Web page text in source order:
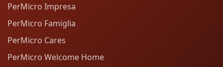
PerMicro Impresa
PerMicro Famiglia
PerMicro Cares
PerMicro Welcome Home